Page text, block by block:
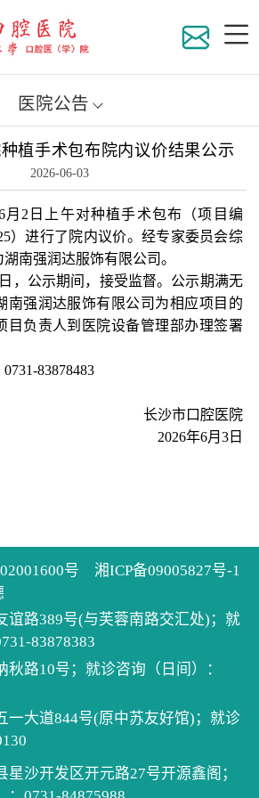
医院
组织
医院
历任
电话
预约
招采
专家
医院
健康
住培
继续
口腔
门诊
公示
我为
清廉
医院公告
植手术包布院内议价结果公示
2026-06-03
2日上午对种植手术包布（项目编
）进行了院内议价。经专家委员会综
南强润达服饰有限公司。
公示期间，接受监督。公示期满无
南强润达服饰有限公司为相应项目的
目负责人到医院设备管理部办理签署
83878483
长沙市口腔医院
2026年6月3日
号
湘ICP备09005827号-1
谊路389号(与芙蓉南路交汇处)；就
83878383
路10号；就诊咨询（日间）：
一大道844号(原中苏友好馆)；就诊
星沙开发区开元路27号开源鑫阁；